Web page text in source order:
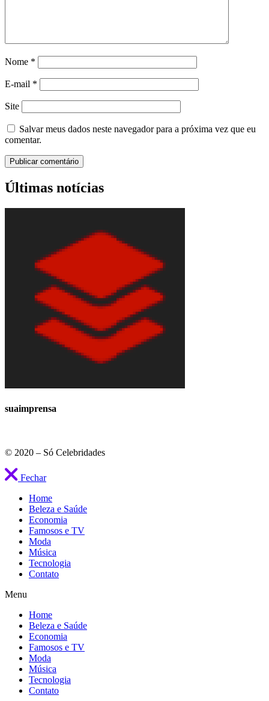
Nome *
E-mail *
Site
Salvar meus dados neste navegador para a próxima vez que eu
comentar.
Últimas notícias
suaimprensa
© 2020 – Só Celebridades
Fechar
Home
Beleza e Saúde
Economia
Famosos e TV
Moda
Música
Tecnologia
Contato
Menu
Home
Beleza e Saúde
Economia
Famosos e TV
Moda
Música
Tecnologia
Contato